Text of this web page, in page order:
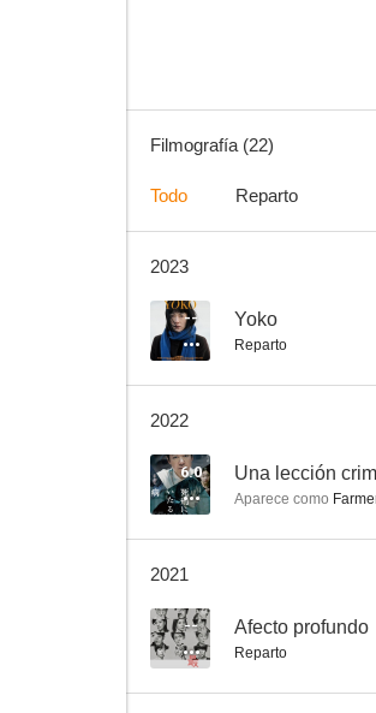
Filmografía (22)
Todo Reparto
2023
-- Yoko
Reparto
2022
6.0 Una lección
Aparece como
2021
-- Afecto profundo
Reparto